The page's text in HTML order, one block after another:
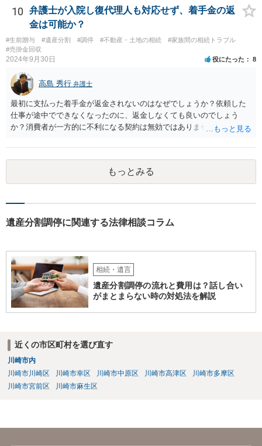
10
弁護士が入院し復代理人も対応せず、着手金の返
金は可能か？
#生前贈与 #遺産分割 #調停 #不動産・土地の相続
#家族間の相続トラブル
#売掛金回収
2024年9月30日 役にたった 8
高島 秀行 弁護士
最初に支払った着手金が返金されないのはなぜでしょうか？依頼した
仕事が途中でできなくなったのに、返金しなくても良いのでしょう
か？消費者が一方的に不利になる契約は無効ではありませんか？
務があると思います。 倒れた弁護士が所属する弁護士会に相談さ
れた方がよいと思います。 倒れた弁護士は脳梗塞で倒れたようで
すが、 判断能力があり、復代理を倒れた弁護士の判断で復代理を
選任したのか 即ち、復代理人の選任は有効なのかという問題もあ
もっとみる
遺産分割調停に関連する法律相談コラム
相続・遺言
遺産分割調停の流れと費用は？話し合い
がまとまらない時の対処法を解説
近くの市区町村を選び直す
川崎市内
川崎市川崎区
川崎市幸区 川崎市中原区 川崎市高津区
川崎市多摩区
川崎市宮前区
川崎市麻生区